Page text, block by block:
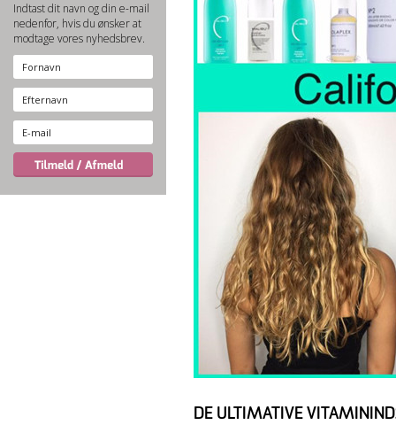
Indtast dit navn og din e-mail
nedenfor, hvis du ønsker at
modtage vores nyhedsbrev.
DE ULTIMATIVE